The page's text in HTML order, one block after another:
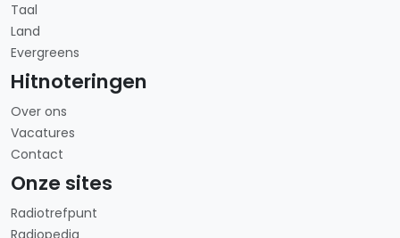
Taal
Land
Evergreens
Hitnoteringen
Over ons
Vacatures
Contact
Onze sites
Radiotrefpunt
Radiopedia